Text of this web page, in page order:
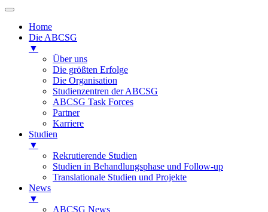
Home
Die ABCSG
▼
Über uns
Die größten Erfolge
Die Organisation
Studienzentren der ABCSG
ABCSG Task Forces
Partner
Karriere
Studien
▼
Rekrutierende Studien
Studien in Behandlungsphase und Follow-up
Translationale Studien und Projekte
News
▼
ABCSG News